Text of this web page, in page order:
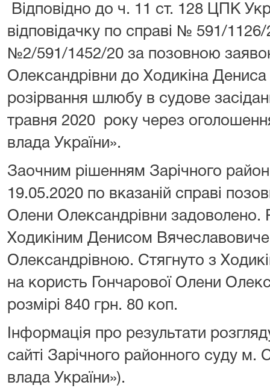
Відповідно до ч. 11 ст. 128 ЦПК
відповідачку по справі № 591/
№2/591/1452/20 за позовною
Олександрівни до Ходикіна
розірвання шлюбу в судове
травня 2020 року через
влада України».
Заочним рішенням Зарічного
19.05.2020 по вказаній справі
Олени Олександрівни
Ходикіним Денисом
Олександрівною. Стягнуто з
на користь Гончарової Олени
розмірі 840 грн. 80 коп.
Інформація про результати
сайті Зарічного районного суду
влада України»).